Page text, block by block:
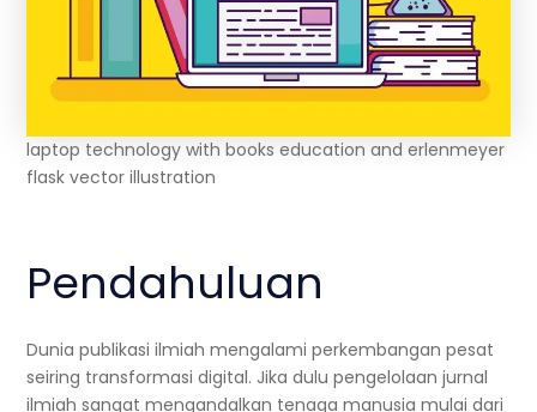
laptop technology with books education and erlenmeyer
flask vector illustration
Pendahuluan
Dunia publikasi ilmiah mengalami perkembangan pesat
seiring transformasi digital. Jika dulu pengelolaan jurnal
ilmiah sangat mengandalkan tenaga manusia mulai dari